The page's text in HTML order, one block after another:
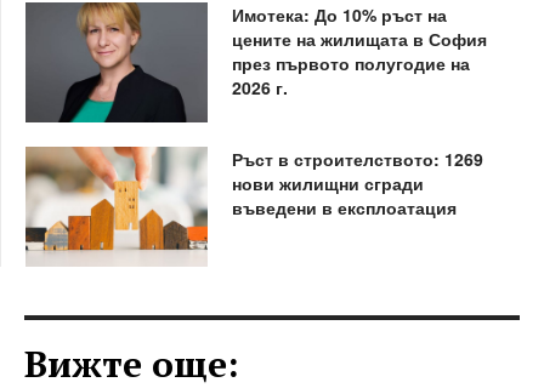
Имотека: До 10% ръст на
цените на жилищата в София
през първото полугодие на
2026 г.
Ръст в строителството: 1269
нови жилищни сгради
въведени в експлоатация
Вижте още: